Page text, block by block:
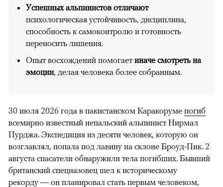
Успешных альпинистов отличают
психологическая устойчивость, дисциплина,
способность к самоконтролю и готовность
переносить лишения.
Опыт восхождений помогает иначе смотреть на
эмоции, делая человека более собранным.
30 июля 2026 года в пакистанском Каракоруме погиб
всемирно известный непальский альпинист Нирмал
Пурджа. Экспедиция из десяти человек, которую он
возглавлял, попала под лавину на склоне Броуд-Пик. 2
августа спасатели обнаружили тела погибших. Бывший
британский спецназовец шел к историческому
рекорду — он планировал стать первым человеком,